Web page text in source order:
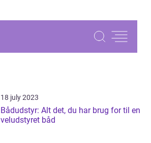
18 july 2023
Bådudstyr: Alt det, du har brug for til en
veludstyret båd